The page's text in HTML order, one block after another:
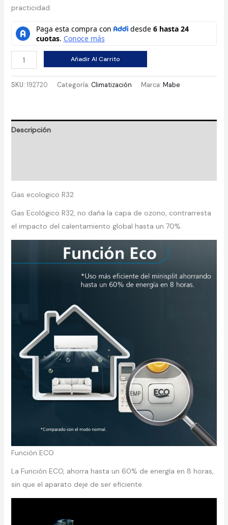
practicidad.
Aire
Acondicionado
Mabe
12.000
Añadir Al Carrito
SKU: 192720 Categoría: Climatización Marca: Mabe
Descripción
Gas ecologico R32
Gas Ecológico R32, no daña la capa de ozono, contrarresta
el impacto del calentamiento global hasta un 70%.
Función ECO
La Función ECO, ahorra hasta un 60% de energía en 8 horas,
sin que el aparato deje de ser eficiente.